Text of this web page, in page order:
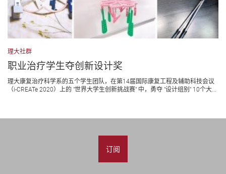
理大社群
职业治疗学生夺创新设计奖
理大康复治疗科学系的五个学生团队，在第14届国际康复工程及辅助科技会议
（i-CREATe 2020）上的 "世界大学生创新挑战赛" 中，勇夺 "设计组别" 10个大...
订阅